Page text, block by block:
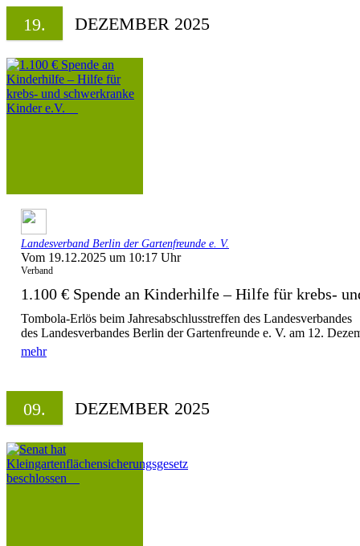
19. DEZEMBER 2025
Landesverband Berlin der Gartenfreunde e. V.
Vom 19.12.2025 um 10:17 Uhr
Verband
1.100 € Spende an Kinderhilfe – Hilfe für krebs-
Tombola-Erlös beim Jahresabschlusstreffen des
des Landesverbandes Berlin der Gartenfreunde e. V. am 12.
mehr
09. DEZEMBER 2025